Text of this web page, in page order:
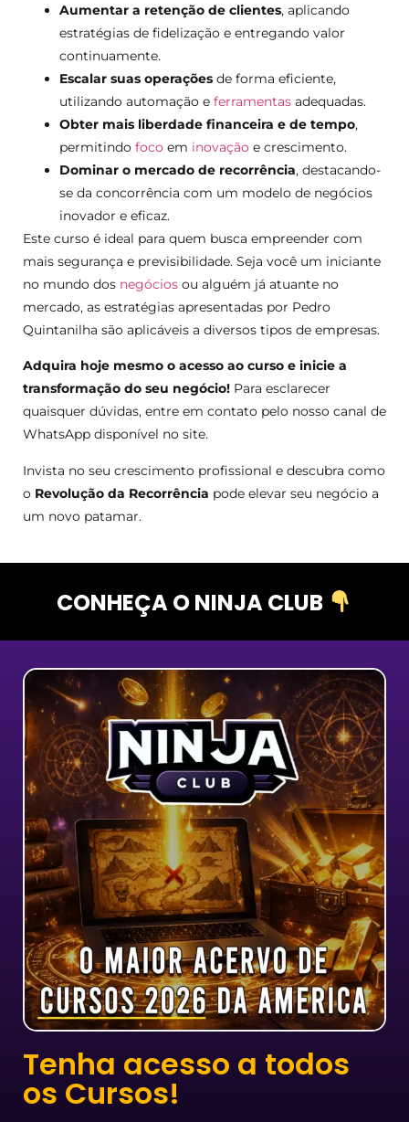
Aumentar a retenção de clientes, aplicando
estratégias de fidelização e entregando valor
continuamente.
Escalar suas operações de forma eficiente,
utilizando automação e ferramentas adequadas.
Obter mais liberdade financeira e de tempo,
permitindo foco em inovação e crescimento.
Dominar o mercado de recorrência, destacando-
se da concorrência com um modelo de negócios
inovador e eficaz.
Este curso é ideal para quem busca empreender com
mais segurança e previsibilidade. Seja você um iniciante
no mundo dos negócios ou alguém já atuante no
mercado, as estratégias apresentadas por Pedro
Quintanilha são aplicáveis a diversos tipos de empresas.
Adquira hoje mesmo o acesso ao curso e inicie a
transformação do seu negócio! Para esclarecer
quaisquer dúvidas, entre em contato pelo nosso canal de
WhatsApp disponível no site.
Invista no seu crescimento profissional e descubra como
o Revolução da Recorrência pode elevar seu negócio a
um novo patamar.
CONHEÇA O NINJA CLUB
Tenha acesso a todos
os Cursos!